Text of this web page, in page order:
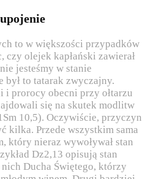
to w większości przypadków
olejek kapłański zawierał
jesteśmy w stanie
był to tatarak zwyczajny.
i prorocy obecni przy ołtarzu
się na skutek modlitw
10,5). Oczywiście, przyczyn
kilka. Przede wszystkim sama
który nieraz wywoływał stan
Dz2,13 opisują stan
Ducha Świętego, którzy